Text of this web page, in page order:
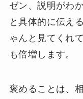
ゼン、説明がわ
と具体的に伝え
ゃんと見てくれ
も倍増します。
褒めることは、